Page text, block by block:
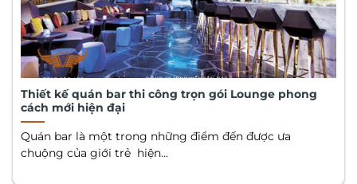
Thiết kế quán bar thi công trọn gói Lounge phong
cách mới hiện đại
Quán bar là một trong những điểm đến được ưa
chuộng của giới trẻ hiện...